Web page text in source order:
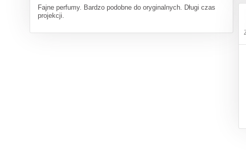
Fajne perfumy. Bardzo podobne do oryginalnych. Długi czas
projekcji.